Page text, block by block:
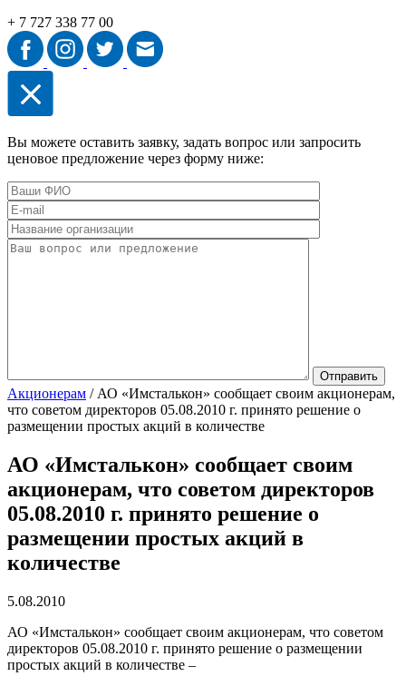
+ 7 727 338 77 00
Вы можете оставить заявку, задать вопрос или запросить
ценовое предложение через форму ниже:
Акционерам / АО «Имсталькон» сообщает своим акционерам,
что советом директоров 05.08.2010 г. принято решение о
размещении простых акций в количестве
АО «Имсталькон» сообщает своим
акционерам, что советом директоров
05.08.2010 г. принято решение о
размещении простых акций в
количестве
5.08.2010
АО «Имсталькон» сообщает своим акционерам, что советом
директоров 05.08.2010 г. принято решение о размещении
простых акций в количестве –